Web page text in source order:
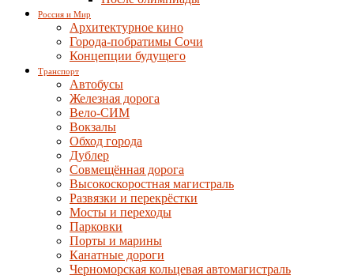
Россия и Мир
Архитектурное кино
Города-побратимы Сочи
Концепции будущего
Транспорт
Автобусы
Железная дорога
Вело-СИМ
Вокзалы
Обход города
Дублер
Совмещённая дорога
Высокоскоростная магистраль
Развязки и перекрёстки
Мосты и переходы
Парковки
Порты и марины
Канатные дороги
Черноморская кольцевая автомагистраль